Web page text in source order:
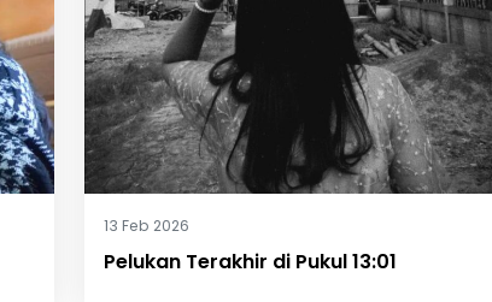
13 Feb 2026
Pelukan Terakhir di Pukul 13:01